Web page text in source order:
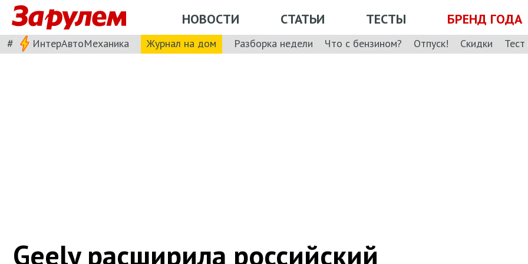
НОВОСТИ СТАТЬИ ТЕСТЫ БРЕНД ГОДА
# ИнтерАвтоМеханика Журнал на дом Разборка недели Что с бензином? Отпуск! Скидки
Geely расширила российский